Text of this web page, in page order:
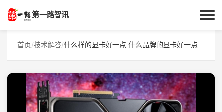
第一路智讯
首页
技术解答
首页 /技术解答/什么样的显卡好一点 什么品牌的显卡好一点